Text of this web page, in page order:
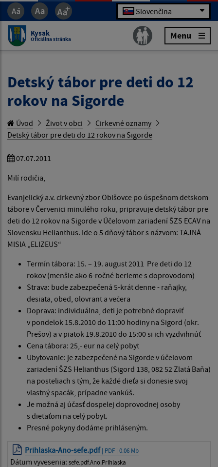
Slovenčina
Kysak
Oficiálna stránka Menu
Detský tábor pre deti do 12
rokov na Sigorde
Úvod Život v obci
Cirkevné oznamy
Detský tábor pre deti do 12 rokov na Sigorde
07.07.2011
Milí rodičia,
Evanjelický a.v. cirkevný zbor Obišovce po úspešnom detskom
tábore v Červenici minulého roku, pripravuje detský tábor pre
deti do 12 rokov na Sigorde v Účelovom zariadení ŠZS ECAV na
Slovensku Helianthus. Ide o 5 dňový tábor s názvom: TAJNÁ
MISIA „ELIZEUS“
Termín tábora: 15. – 19. august 2011 Pre deti do 12
rokov (menšie ako 6-ročné berieme s doprovodom)
Strava: bude zabezpečená 5-krát denne - raňajky,
desiata, obed, olovrant a večera
Doprava: individuálna, deti je potrebné dopraviť
v pondelok 15.8.2010 do 11:00 hodiny na Sigord (okr.
Prešov) a v piatok 19.8.2010 do 15:00 si ich vyzdvihnúť
Cena tábora: 25,- eur na celý pobyt
Ubytovanie: je zabezpečené na Sigorde v účelovom
zariadení ŠZS Helianthus (Sigord 138, 082 52 Zlatá Baňa)
na posteliach s tým, že každé dieťa si donesie svoj
vlastný spacák, prípadne vankúš.
Je možná aj účasť dospelej doprovodnej osoby
s dieťaťom na celý pobyt.
Presné pokyny dodáme prihláseným.
Prihlaska-Ano-sefe.pdf | PDF | 0.06 Mb
Dátum vyvesenia: sefe.pdf.Ano.Prihlaska